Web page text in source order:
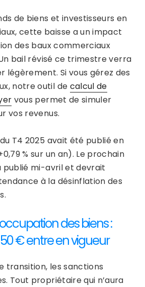
de biens et investisseurs en
cette baisse a un impact
des baux commerciaux
Un bail révisé ce trimestre verra
légèrement. Si vous gérez des
notre outil de calcul de
vous permet de simuler
vos revenus.
du T4 2025 avait été publié en
% sur un an). Le prochain
publié mi-avril et devrait
à la désinflation des
des biens :
€ entre en vigueur
transition, les sanctions
Tout propriétaire qui n’aura